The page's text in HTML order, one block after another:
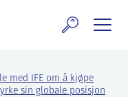
med IFE om å kjøpe
sin globale posisjon